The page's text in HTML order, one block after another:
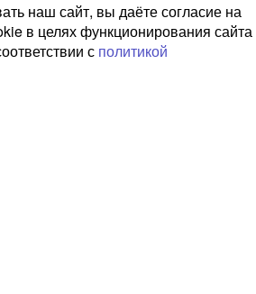
наш сайт, вы даёте согласие на
в целях функционирования сайта
с политикой